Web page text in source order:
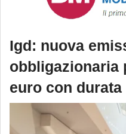
Igd: nuova
obbligazionaria
euro con